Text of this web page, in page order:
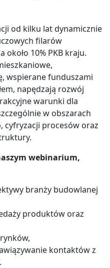
od kilku lat dynamicznie
filarów
10% PKB kraju.
wspierane funduszami
napędzają rozwój
warunki dla
w obszarach
cyfryzacji procesów oraz
webinarium,
branży budowlanej
produktów oraz
kontaktów z